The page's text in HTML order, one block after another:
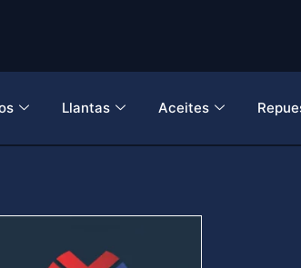
Llantas Aceites